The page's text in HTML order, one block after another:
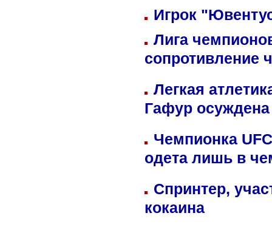
Игрок
Лига
сопротивление
Легкая
Гафур осуждена
Чемпионка
одета лишь в
Спринтер,
кокаина